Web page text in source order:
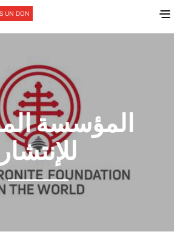
UN DON
المؤسسة
للإنتشار